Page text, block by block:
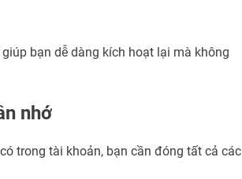
bạn dễ dàng kích hoạt lại mà không
nhớ
trong tài khoản, bạn cần đóng tất cả các